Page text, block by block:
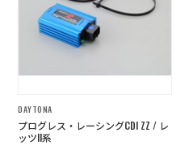
DAYTONA
プログレス・レーシングCDI ZZ / レ
ッツII系